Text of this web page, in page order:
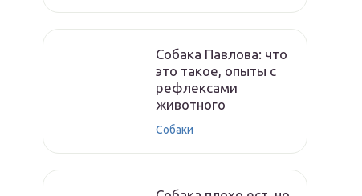
Собака Павлова: что
это такое, опыты с
рефлексами
животного
Собаки